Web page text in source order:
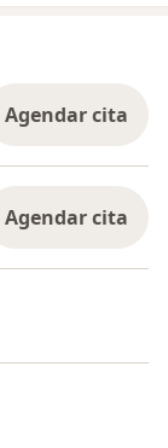
Agendar cita
Agendar cita